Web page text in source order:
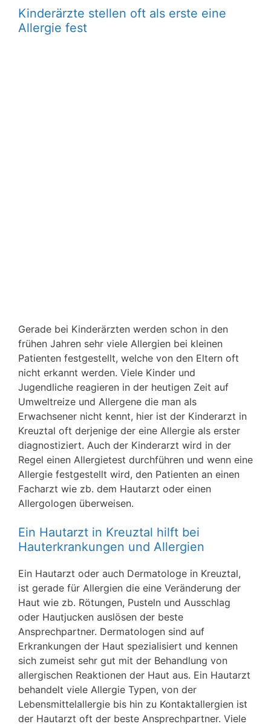
Kinderärzte stellen oft als erste eine
Allergie fest
Gerade bei Kinderärzten werden schon in den
frühen Jahren sehr viele Allergien bei kleinen
Patienten festgestellt, welche von den Eltern oft
nicht erkannt werden. Viele Kinder und
Jugendliche reagieren in der heutigen Zeit auf
Umweltreize und Allergene die man als
Erwachsener nicht kennt, hier ist der Kinderarzt in
Kreuztal oft derjenige der eine Allergie als erster
diagnostiziert. Auch der Kinderarzt wird in der
Regel einen Allergietest durchführen und wenn eine
Allergie festgestellt wird, den Patienten an einen
Facharzt wie zb. dem Hautarzt oder einen
Allergologen überweisen.
Ein Hautarzt in Kreuztal hilft bei
Hauterkrankungen und Allergien
Ein Hautarzt oder auch Dermatologe in Kreuztal,
ist gerade für Allergien die eine Veränderung der
Haut wie zb. Rötungen, Pusteln und Ausschlag
oder Hautjucken auslösen der beste
Ansprechpartner. Dermatologen sind auf
Erkrankungen der Haut spezialisiert und kennen
sich zumeist sehr gut mit der Behandlung von
allergischen Reaktionen der Haut aus. Ein Hautarzt
behandelt viele Allergie Typen, von der
Lebensmittelallergie bis hin zu Kontaktallergien ist
der Hautarzt oft der beste Ansprechpartner. Viele